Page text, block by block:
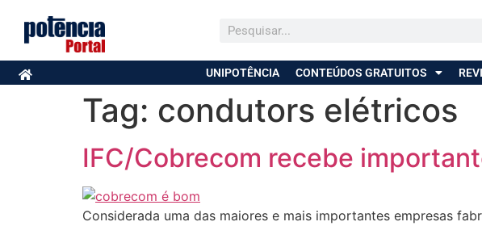
UNIPOTÊNCIA CONTEÚDOS GRATUITOS
Tag: condutors elétricos
IFC/Cobrecom recebe
Considerada uma das maiores e mais importantes empresas